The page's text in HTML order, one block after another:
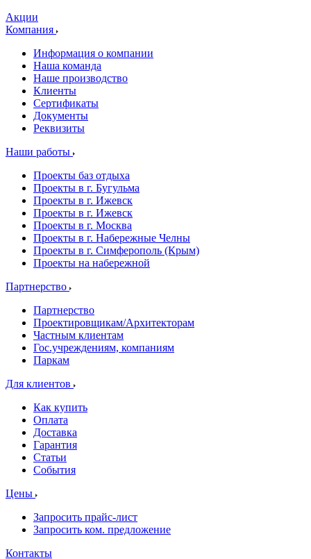
Акции
Компания
Информация о компании
Наша команда
Наше производство
Клиенты
Сертификаты
Документы
Реквизиты
Наши работы
Проекты баз отдыха
Проекты в г. Бугульма
Проекты в г. Ижевск
Проекты в г. Ижевск
Проекты в г. Москва
Проекты в г. Набережные Челны
Проекты в г. Симферополь (Крым)
Проекты на набережной
Партнерство
Партнерство
Проектировщикам/Архитекторам
Частным клиентам
Гос.учреждениям, компаниям
Паркам
Для клиентов
Как купить
Оплата
Доставка
Гарантия
Статьи
События
Цены
Запросить прайс-лист
Запросить ком. предложение
Контакты